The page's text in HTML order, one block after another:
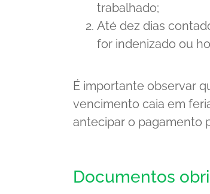
trabalhado;
Até dez dias
for indenizado ou
É importante observar
vencimento caia em
antecipar o pagamento
Documentos